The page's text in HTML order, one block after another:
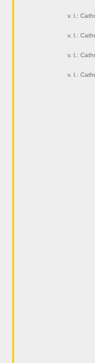
v. l.:
v. l.:
v. l.:
v. l.: